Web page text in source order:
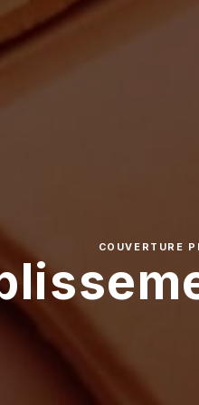
COUVERTURE